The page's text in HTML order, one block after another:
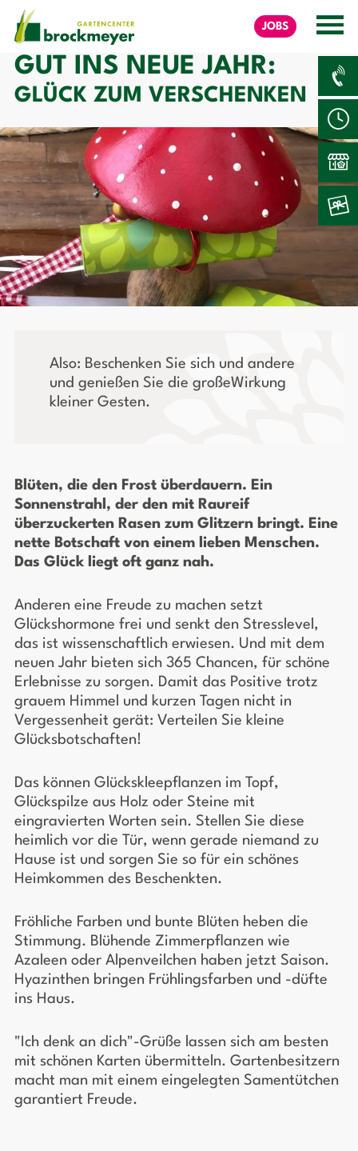
JOBS
GUT INS NEUE JAHR:
GLÜCK ZUM VERSCHENKEN
Also: Beschenken Sie sich und andere
und genießen Sie die großeWirkung
kleiner Gesten.
Blüten, die den Frost überdauern. Ein
Sonnenstrahl, der den mit Raureif
überzuckerten Rasen zum Glitzern bringt. Eine
nette Botschaft von einem lieben Menschen.
Das Glück liegt oft ganz nah.
Anderen eine Freude zu machen setzt
Glückshormone frei und senkt den Stresslevel,
das ist wissenschaftlich erwiesen. Und mit dem
neuen Jahr bieten sich 365 Chancen, für schöne
Erlebnisse zu sorgen. Damit das Positive trotz
grauem Himmel und kurzen Tagen nicht in
Vergessenheit gerät: Verteilen Sie kleine
Glücksbotschaften!
Das können Glückskleepflanzen im Topf,
Glückspilze aus Holz oder Steine mit
eingravierten Worten sein. Stellen Sie diese
heimlich vor die Tür, wenn gerade niemand zu
Hause ist und sorgen Sie so für ein schönes
Heimkommen des Beschenkten.
Fröhliche Farben und bunte Blüten heben die
Stimmung. Blühende Zimmerpflanzen wie
Azaleen oder Alpenveilchen haben jetzt Saison.
Hyazinthen bringen Frühlingsfarben und -düfte
ins Haus.
"Ich denk an dich"-Grüße lassen sich am besten
mit schönen Karten übermitteln. Gartenbesitzern
macht man mit einem eingelegten Samentütchen
garantiert Freude.